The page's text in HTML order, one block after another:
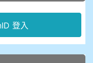
登入